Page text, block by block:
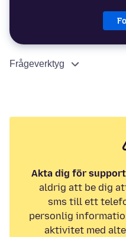
Frågeverktyg
Akta dig för
aldrig att be dig
sms till ett
personlig
aktivitet med